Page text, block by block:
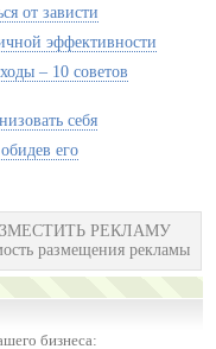
от зависти
эффективности
– 10 советов
себя
его
РЕКЛАМУ
размещения рекламы
бизнеса: